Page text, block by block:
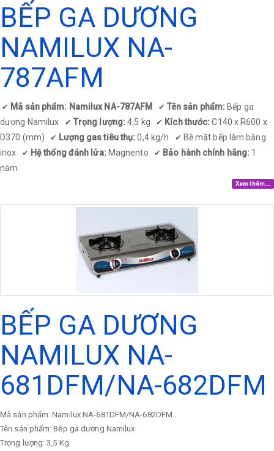
BẾP GA DƯƠNG
NAMILUX NA-
787AFM
✔ Mã sản phẩm: Namilux NA-787AFM ✔ Tên sản phẩm: Bếp ga
dương Namilux
✔ Trọng lượng:4,5 kg ✔ Kích thước:C140 x R600 x
D370 (mm)
✔ Lượng gas tiêu thụ: 0,4 kg/h ✔ Bề mặt bếp làm bằng
inox
✔ Hệ thống đánh lửa: Magnento ✔ Bảo hành chính hãng: 1
năm
Xem thêm...
BẾP GA DƯƠNG
NAMILUX NA-
681DFM/NA-682DFM
Mã sản phẩm: Namilux NA-681DFM/NA-682DFM
Tên sản phẩm: Bếp ga dương Namilux
Trọng lượng: 3,5 Kg